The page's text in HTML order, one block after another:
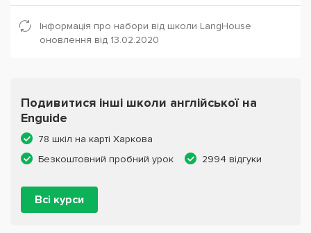
Інформація про набори від школи LangHouse
оновлення від 13.02.2020
Подивитися інші школи англійської на
Enguide
78 шкіл на карті Харкова
Безкоштовний пробний урок
2994 відгуки
Всі курси